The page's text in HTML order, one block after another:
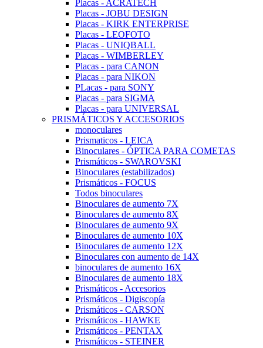
Placas - ACRATECH
Placas - JOBU DESIGN
Placas - KIRK ENTERPRISE
Placas - LEOFOTO
Placas - UNIQBALL
Placas - WIMBERLEY
Placas - para CANON
Placas - para NIKON
PLacas - para SONY
Placas - para SIGMA
Placas - para UNIVERSAL
PRISMÁTICOS Y ACCESORIOS
monoculares
Prismaticos - LEICA
Binoculares - ÓPTICA PARA COMETAS
Prismáticos - SWAROVSKI
Binoculares (estabilizados)
Prismáticos - FOCUS
Todos binoculares
Binoculares de aumento 7X
Binoculares de aumento 8X
Binoculares de aumento 9X
Binoculares de aumento 10X
Binoculares de aumento 12X
Binoculares con aumento de 14X
binoculares de aumento 16X
Binoculares de aumento 18X
Prismáticos - Accesorios
Prismáticos - Digiscopía
Prismáticos - CARSON
Prismáticos - HAWKE
Prismáticos - PENTAX
Prismáticos - STEINER